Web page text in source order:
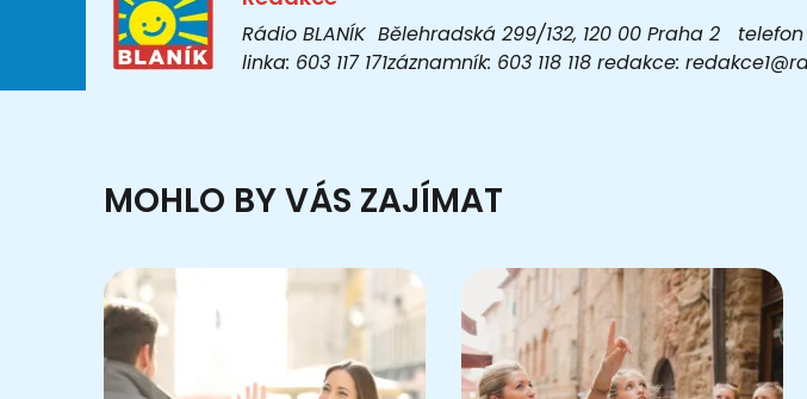
Rádio BLANÍK Bělehradská 299/132, 120 00 Praha 2
linka: 603 117 171záznamník: 603 118 118 redakce:
MOHLO BY VÁS ZAJÍMAT